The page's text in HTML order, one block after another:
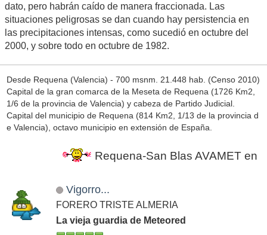
dato, pero habrán caído de manera fraccionada. Las
situaciones peligrosas se dan cuando hay persistencia en
las precipitaciones intensas, como sucedió en octubre del
2000, y sobre todo en octubre de 1982.
Desde Requena (Valencia) - 700 msnm. 21.448 hab. (Censo 2010)
Capital de la gran comarca de la Meseta de Requena (1726 Km2,
1/6 de la provincia de Valencia) y cabeza de Partido Judicial.
Capital del municipio de Requena (814 Km2, 1/13 de la provincia d
e Valencia), octavo municipio en extensión de España.
Requena-San Blas AVAMET en
Vigorro...
FORERO TRISTE ALMERIA
La vieja guardia de Meteored